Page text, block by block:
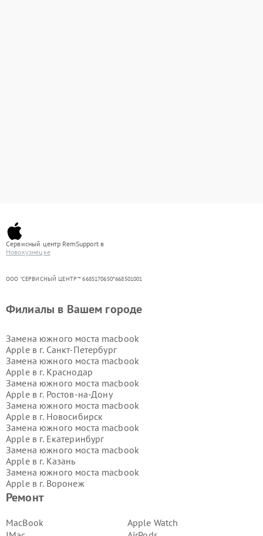
Сервисный центр RemSupport в
Новокузнецке
ООО "СЕРВИСНЫЙ ЦЕНТР"* 6685170650*668501001
Ремонт
MacBook
Apple Watch
Филиалы в Вашем городе
Замена южного моста macbook
Apple в г. Санкт-Петербург
Замена южного моста macbook
Apple в г. Краснодар
Замена южного моста macbook
Apple в г. Ростов-на-Дону
Замена южного моста macbook
Apple в г. Новосибирск
Замена южного моста macbook
Apple в г. Екатеринбург
Замена южного моста macbook
Apple в г. Казань
Замена южного моста macbook
Apple в г. Воронеж
Замена южного моста macbook
Замена южного моста macbook
Apple в г.